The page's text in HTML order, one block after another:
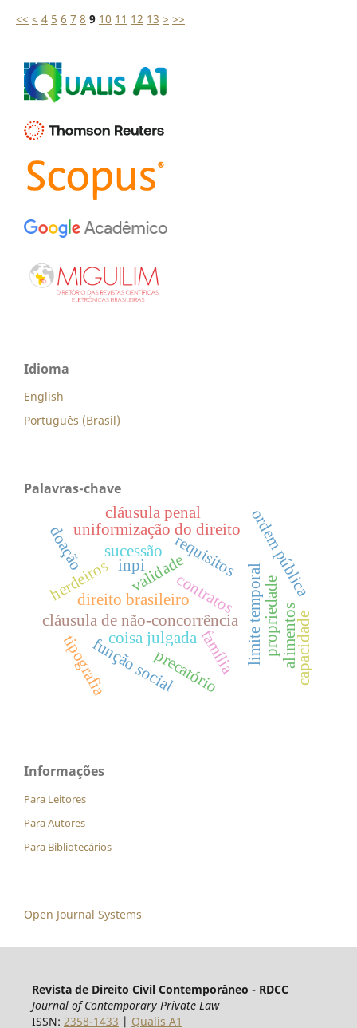
<< < 4 5 6 7 8 9 10 11 12 13 > >>
Idioma
English
Português (Brasil)
Palavras-chave
cláusula de não-concorrência limite temporal
requisitos
validadecontratos
direito brasileiro
família propriedade
uniformização do direito
coisa julgada
ordem pública
cláusula penal
precatório
função social
inpi
tipografia alimentos
sucessão
herdeiros
doação
capacidade
Informações
Para Leitores
Para Autores
Para Bibliotecários
Open Journal Systems
Revista de Direito Civil Contemporâneo - RDCC
Journal of Contemporary Private Law
ISSN: 2358-1433 | Qualis A1